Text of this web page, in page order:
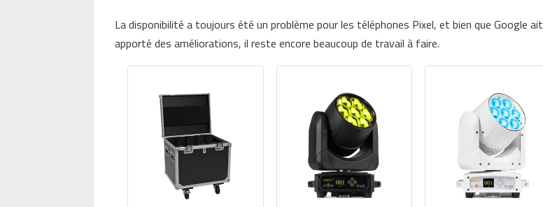
La disponibilité a toujours été un problème pour les téléphones Pixel, et bien que Google ait
apporté des améliorations, il reste encore beaucoup de travail à faire.